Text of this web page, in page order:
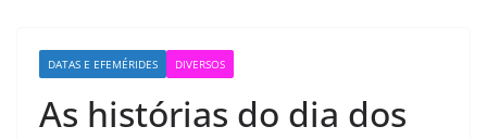
DATAS E EFEMÉRIDES DIVERSOS
As histórias do dia dos